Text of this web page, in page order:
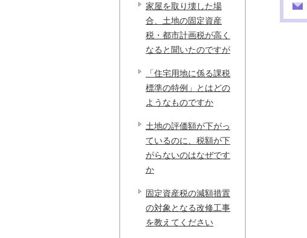
家屋を取り壊した場
合、土地の固定資産
税・都市計画税が高く
なると聞いたのですが
「住宅用地に係る課税
標準の特例」とはどの
ようなものですか
土地の評価額が下がっ
ているのに、税額が下
がらないのはなぜです
か
固定資産税の減額措置
の対象となる改修工事
を教えてください